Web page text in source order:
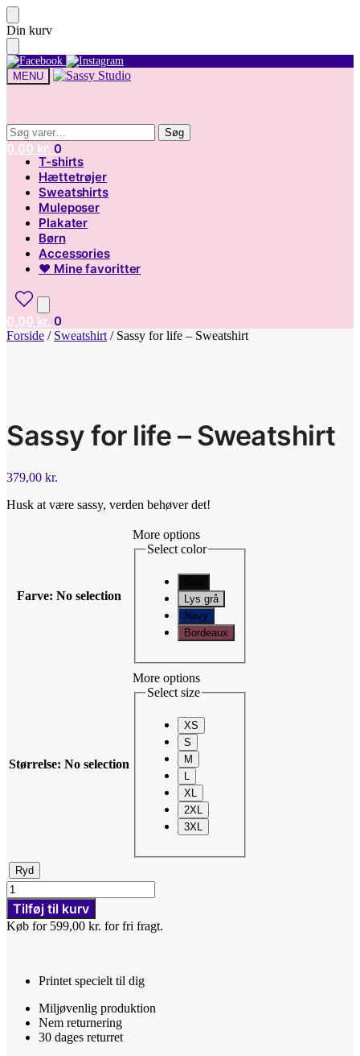
Skip
to
navigation
Skip
to
content
Din kurv
MENU
Søg
efter:
Søg
0,00 kr. 0
Søg
efter:
Søg
T-shirts
Hættetrøjer
Sweatshirts
Muleposer
Plakater
Børn
Accessories
♥ Mine favoritter
0,00 kr. 0
Forside / Sweatshirt / Sassy for life – Sweatshirt
Sassy for life – Sweatshirt
379,00 kr.
Husk at være sassy, verden behøver det!
Farve: No selection
More options
Select color
Lys grå
Navy
Bordeaux
Størrelse: No selection
More options
Select size
XS
S
M
L
XL
2XL
3XL
Ryd
Sassy
for
life
-
Tilføj til kurv
Køb for 599,00 kr. for fri fragt.
Printet specielt til dig
Miljøvenlig produktion
Nem returnering
30 dages returret